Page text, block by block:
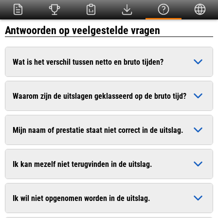
Antwoorden op veelgestelde vragen
Wat is het verschil tussen netto en bruto tijden?
De bruto tijd is de officiële tijd die ingaat op het moment dat
het startschot heeft geklonken. De netto tijd (chiptijd) is de
Waarom zijn de uitslagen geklasseerd op de bruto tijd?
Dit is conform het wedstrijdreglement van de Atletiekunie.
Bij sommige evenementen worden uitslagen van recreanten
Mijn naam of prestatie staat niet correct in de uitslag.
Geef dit door aan de organisatie. De contactgegevens vindt u
vaak op de website van de organisatie.
Ik kan mezelf niet terugvinden in de uitslag.
Geef dit door aan de organisatie. De contactgegevens vindt u
vaak op de website van de organisatie.
Ik wil niet opgenomen worden in de uitslag.